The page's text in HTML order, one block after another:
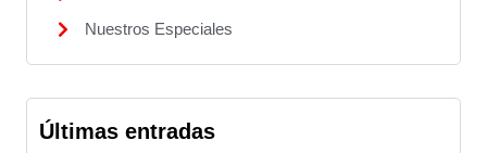
Nuestros Especiales
Últimas entradas